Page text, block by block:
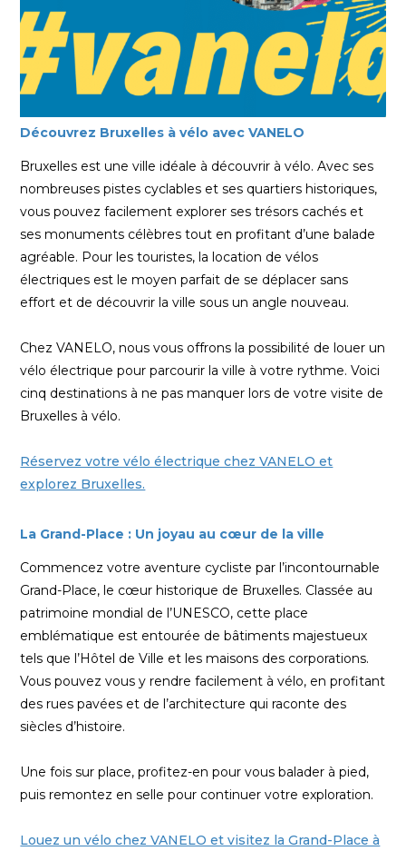
Découvrez Bruxelles à vélo avec VANELO
Bruxelles est une ville idéale à découvrir à vélo. Avec ses
nombreuses pistes cyclables et ses quartiers historiques,
vous pouvez facilement explorer ses trésors cachés et
ses monuments célèbres tout en profitant d’une balade
agréable. Pour les touristes, la location de vélos
électriques est le moyen parfait de se déplacer sans
effort et de découvrir la ville sous un angle nouveau.
Chez VANELO, nous vous offrons la possibilité de louer un
vélo électrique pour parcourir la ville à votre rythme. Voici
cinq destinations à ne pas manquer lors de votre visite de
Bruxelles à vélo.
Réservez votre vélo électrique chez VANELO et
explorez Bruxelles.
La Grand-Place : Un joyau au cœur de la ville
Commencez votre aventure cycliste par l’incontournable
Grand-Place, le cœur historique de Bruxelles. Classée au
patrimoine mondial de l’UNESCO, cette place
emblématique est entourée de bâtiments majestueux
tels que l’Hôtel de Ville et les maisons des corporations.
Vous pouvez vous y rendre facilement à vélo, en profitant
des rues pavées et de l’architecture qui raconte des
siècles d’histoire.
Une fois sur place, profitez-en pour vous balader à pied,
puis remontez en selle pour continuer votre exploration.
Louez un vélo chez VANELO et visitez la Grand-Place à